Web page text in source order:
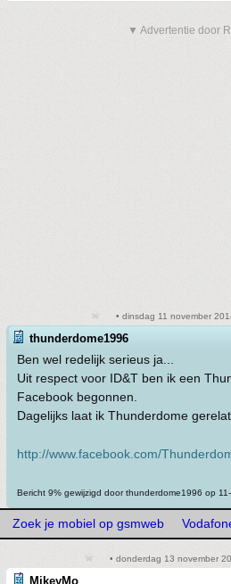
▼ Advertentie door
• dinsdag 11 november
thunderdome1996
Ben wel redelijk serieus ja...
Uit respect voor ID&T ben ik een
Facebook begonnen.
Dagelijks laat ik Thunderdome
http://www.facebook.com/
Bericht 9% gewijzigd door thunderdome1996 op
Zoek je mobiel op gsmweb
• donderdag 13 november
MikeyMo